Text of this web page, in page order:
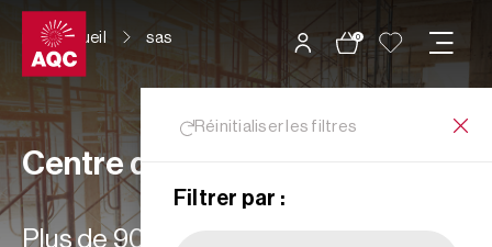
Panneau de gestion des cookies
0
Accueil sas
Réinitialiser les filtres
Filtrer par :
Centre de ressources
Plus de 900 ressources à votre